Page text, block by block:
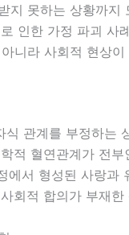
지 못하는 상황까지
인한 가정 파괴 사
니라 사회적 현상이
식 관계를 부정하는
적 혈연관계가 전
에서 형성된 사랑과
회적 합의가 부재한